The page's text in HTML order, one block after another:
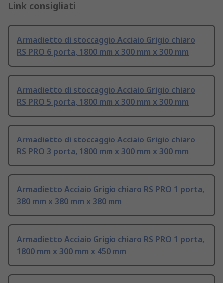
Link consigliati
Armadietto di stoccaggio Acciaio Grigio chiaro
RS PRO 6 porta, 1800 mm x 300 mm x 300 mm
Armadietto di stoccaggio Acciaio Grigio chiaro
RS PRO 5 porta, 1800 mm x 300 mm x 300 mm
Armadietto di stoccaggio Acciaio Grigio chiaro
RS PRO 3 porta, 1800 mm x 300 mm x 300 mm
Armadietto Acciaio Grigio chiaro RS PRO 1 porta,
380 mm x 380 mm x 380 mm
Armadietto Acciaio Grigio chiaro RS PRO 1 porta,
1800 mm x 300 mm x 450 mm